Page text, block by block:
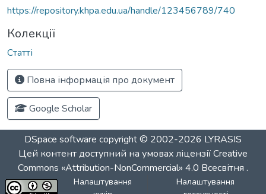
https://repository.khpa.edu.ua/handle/123456789/740
Колекції
Статті
Повна інформація про документ
Google Scholar
DSpace software copyright © 2002-2026 LYRASIS
Цей контент доступний на умовах ліцензіїCreative
Commons «Attribution-NonCommercial» 4.0 Всесвітня .
Налаштування
Налаштування